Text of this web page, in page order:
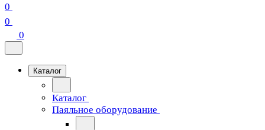
0
0
0
Каталог
Каталог
Паяльное оборудование